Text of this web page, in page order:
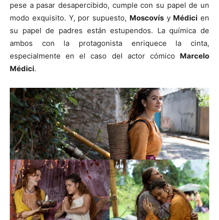
pese a pasar desapercibido, cumple con su papel de un
modo exquisito. Y, por supuesto, Moscovísy Médici en
su papel de padres están estupendos. La química de
ambos con la protagonista enriquece la cinta,
especialmente en el caso del actor cómico Marcelo
Médici.